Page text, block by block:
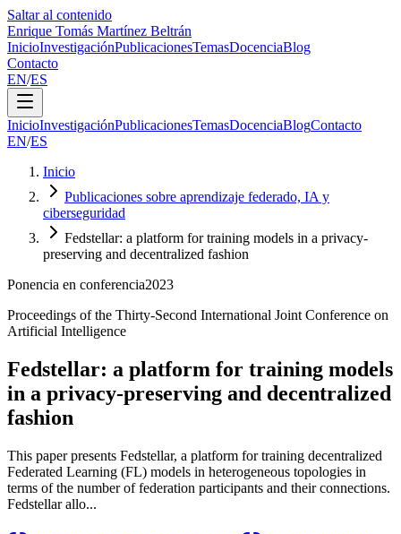
Saltar al contenido
Enrique Tomás Martínez Beltrán
InicioInvestigaciónPublicacionesTemasDocenciaBlog
Contacto
EN/ES
InicioInvestigaciónPublicacionesTemasDocenciaBlogContacto
EN/ES
Inicio
Publicaciones sobre aprendizaje federado, IA y
ciberseguridad
Fedstellar: a platform for training models in a privacy-
preserving and decentralized fashion
Ponencia en conferencia2023
Proceedings of the Thirty-Second International Joint Conference on
Artificial Intelligence
Fedstellar: a platform for training models
in a privacy-preserving and decentralized
fashion
This paper presents Fedstellar, a platform for training decentralized
Federated Learning (FL) models in heterogeneous topologies in
terms of the number of federation participants and their connections.
Fedstellar allo...